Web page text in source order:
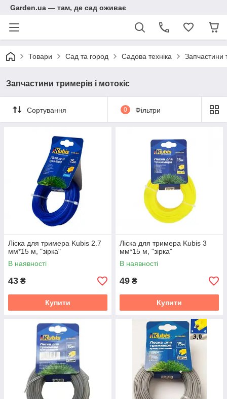
Garden.ua — там, де сад оживає
Товари Сад та город Садова техніка Запчастини
Запчастини тримерів і мотокіс
Сортування 0 Фільтри
Ліска для тримера Kubis 2.7
мм*15 м, "зірка"
В наявності
43 ₴
Купити
Ліска для тримера Kubis 3
мм*15 м, "зірка"
В наявності
49 ₴
Купити